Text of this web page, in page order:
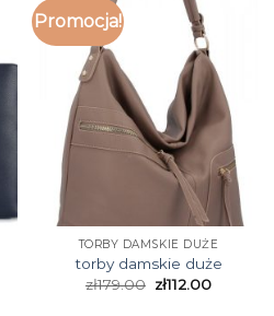
Promocja!
TORBY DAMSKIE DUŻE
torby damskie duże
zł179.00 zł112.00